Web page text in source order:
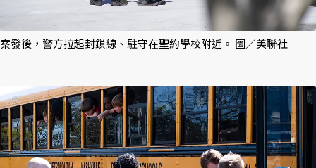
案發後，警方拉起封鎖線、駐守在聖約學校附近。 圖／美聯社